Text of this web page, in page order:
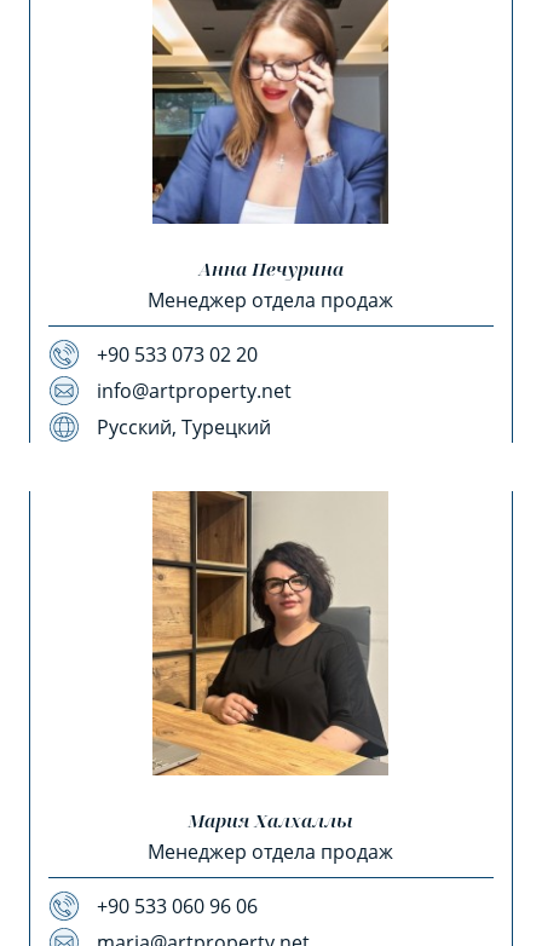
Анна Печурина
Менеджер отдела продаж
+90 533 073 02 20
info@artproperty.net
Русский, Турецкий
Мария Халхаллы
Менеджер отдела продаж
+90 533 060 96 06